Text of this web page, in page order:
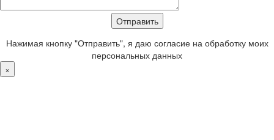
Нажимая кнопку "Отправить", я даю согласие на обработку моих
персональных данных
×